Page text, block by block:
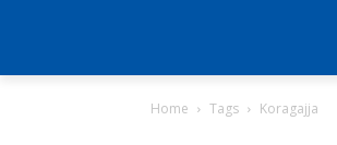
Home Tags Koragajja